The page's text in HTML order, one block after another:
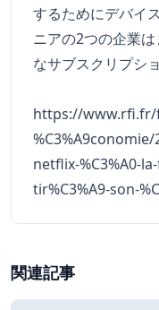
するためにデバイ
ニアの2つの企業
なサブスクリプシ
https://
netflix-%C3%A0-
tir%C3%A9-son-
関連記事